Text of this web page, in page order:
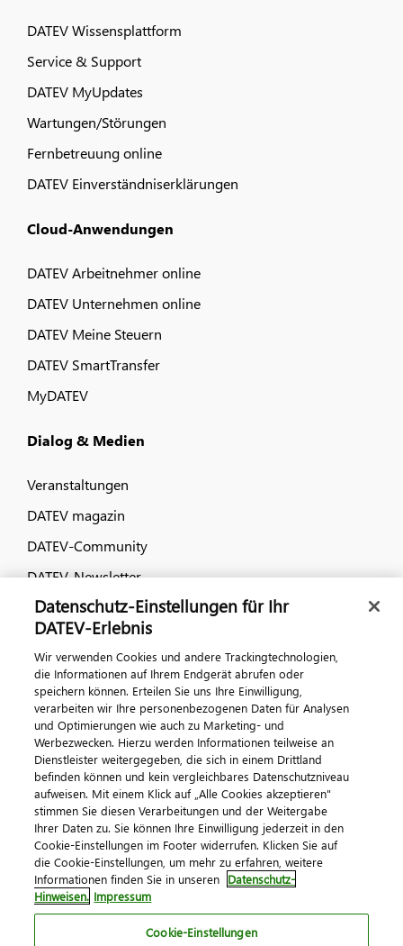
DATEV Wissensplattform
Service & Support
DATEV MyUpdates
Wartungen/Störungen
Fernbetreuung online
DATEV Einverständniserklärungen
Cloud-Anwendungen
DATEV Arbeitnehmer online
DATEV Unternehmen online
DATEV Meine Steuern
DATEV SmartTransfer
MyDATEV
Dialog & Medien
Veranstaltungen
DATEV magazin
DATEV-Community
DATEV-Newsletter
Kontaktieren Sie uns
© 2026 DATEV eG
ImpressumDatenschutzAGB Kontakt
Cookie-Einstellungen
Datenschutz-Einstellungen für Ihr
DATEV-Erlebnis
Wir verwenden Cookies und andere Trackingtechnologien,
die Informationen auf Ihrem Endgerät abrufen oder
speichern können. Erteilen Sie uns Ihre Einwilligung,
verarbeiten wir Ihre personenbezogenen Daten für Analysen
und Optimierungen wie auch zu Marketing- und
Werbezwecken. Hierzu werden Informationen teilweise an
Dienstleister weitergegeben, die sich in einem Drittland
befinden können und kein vergleichbares Datenschutzniveau
aufweisen. Mit einem Klick auf „Alle Cookies akzeptieren"
stimmen Sie diesen Verarbeitungen und der Weitergabe
Ihrer Daten zu. Sie können Ihre Einwilligung jederzeit in den
Cookie-Einstellungen im Footer widerrufen. Klicken Sie auf
die Cookie-Einstellungen, um mehr zu erfahren, weitere
Informationen finden Sie in unseren Datenschutz-
Hinweisen. Impressum
Cookie-Einstellungen